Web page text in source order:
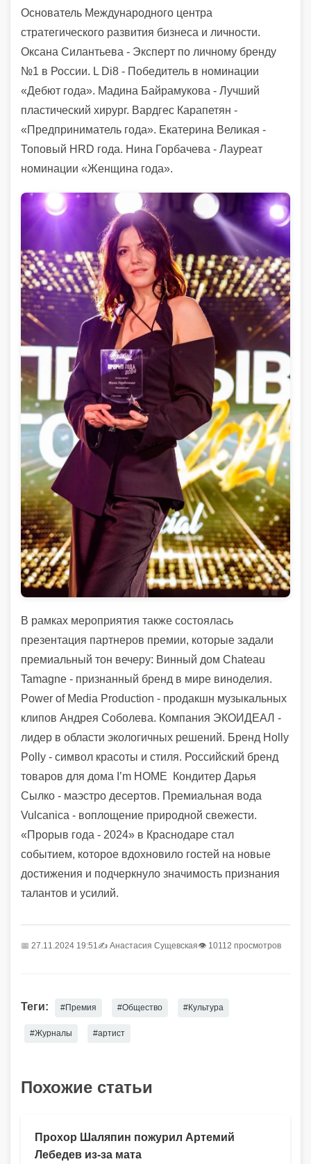
Основатель Международного центра
стратегического развития бизнеса и личности.
Оксана Силантьева - Эксперт по личному бренду
№1 в России. L Di8 - Победитель в номинации
«Дебют года». Мадина Байрамукова - Лучший
пластический хирург. Вардгес Карапетян -
«Предприниматель года». Екатерина Великая -
Топовый HRD года. Нина Горбачева - Лауреат
номинации «Женщина года».
В рамках мероприятия также состоялась
презентация партнеров премии, которые задали
премиальный тон вечеру: Винный дом Chateau
Tamagne - признанный бренд в мире виноделия.
Power of Media Production - продакшн музыкальных
клипов Андрея Соболева. Компания ЭКОИДЕАЛ -
лидер в области экологичных решений. Бренд Holly
Polly - символ красоты и стиля. Российский бренд
товаров для дома I’m HOME
Кондитер Дарья
Сылко - маэстро десертов. Премиальная вода
Vulcanica - воплощение природной свежести.
«Прорыв года - 2024» в Краснодаре стал
событием, которое вдохновило гостей на новые
достижения и подчеркнуло значимость признания
талантов и усилий.
📅 27.11.2024 19:51 ✍️ Анастасия Сущевская👁 10112 просмотров
Теги: #Премия #Общество #Культура
#Журналы #артист
Похожие статьи
Прохор Шаляпин пожурил Артемий
Лебедев из-за мата